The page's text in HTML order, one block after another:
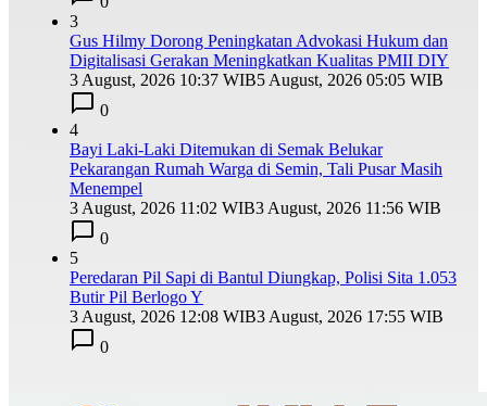
3
Gus Hilmy Dorong Peningkatan Advokasi Hukum dan
Digitalisasi Gerakan Meningkatkan Kualitas PMII DIY
3 August, 2026 10:37 WIB5 August, 2026 05:05 WIB
0
4
Bayi Laki-Laki Ditemukan di Semak Belukar
Pekarangan Rumah Warga di Semin, Tali Pusar Masih
Menempel
3 August, 2026 11:02 WIB3 August, 2026 11:56 WIB
0
5
Peredaran Pil Sapi di Bantul Diungkap, Polisi Sita 1.053
Butir Pil Berlogo Y
3 August, 2026 12:08 WIB3 August, 2026 17:55 WIB
0